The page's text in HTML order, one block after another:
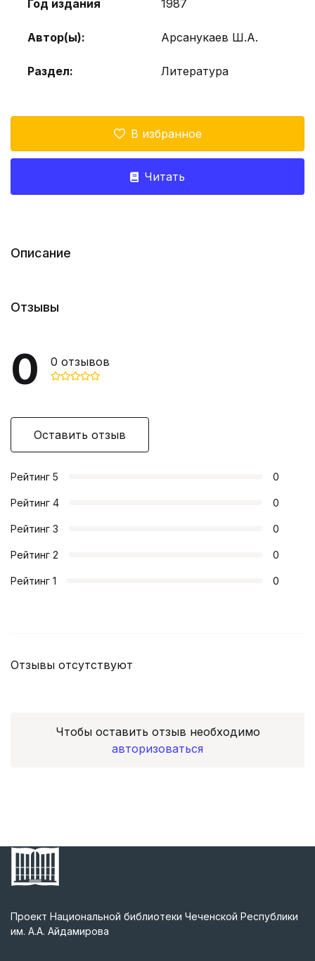
Год издания 1987
Автор(ы): Арсанукаев Ш.А.
Раздел: Литература
В избранное
Читать
Описание
Отзывы
0 0 отзывов
Оставить отзыв
Рейтинг 5 0
Рейтинг 4 0
Рейтинг 3 0
Рейтинг 2 0
Рейтинг 1 0
Отзывы отсутствуют
Чтобы оставить отзыв необходимо
авторизоваться
Проект Национальной библиотеки Чеченской Республики
им. А.А. Айдамирова